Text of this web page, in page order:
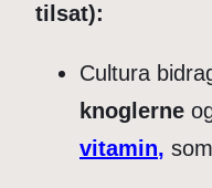
tilsat):
Cultura
knoglerne
vitamin,